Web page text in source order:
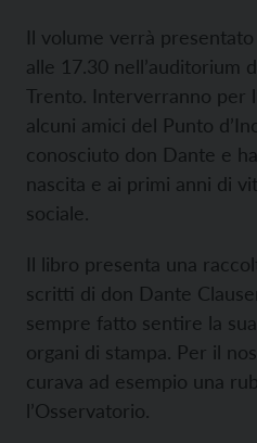
Il volume verrà presentato
alle 17.30 nell’auditorium
Trento. Interverranno per
alcuni amici del Punto
conosciuto don Dante e
nascita e ai primi anni di
sociale.
Il libro presenta una
scritti di don Dante
sempre fatto sentire la
organi di stampa. Per il
curava ad esempio una
l’Osservatorio.